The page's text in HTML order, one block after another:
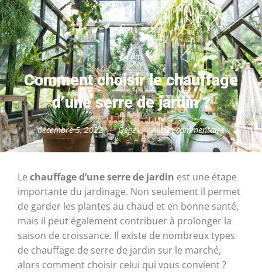
Jardin
Comment choisir le chauffage
d’une serre de jardin ?
décembre 5, 2022 Gégé Aucun commentaire
Le chauffage d’une serre de jardin est une étape
importante du jardinage. Non seulement il permet
de garder les plantes au chaud et en bonne santé,
mais il peut également contribuer à prolonger la
saison de croissance. Il existe de nombreux types
de chauffage de serre de jardin sur le marché,
alors comment choisir celui qui vous convient ?